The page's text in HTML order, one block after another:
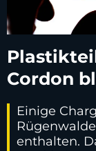
Cordon
Einige
enthalten.